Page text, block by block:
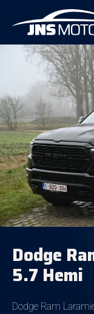
Dodge
5.7 Hemi
Dodge Ram